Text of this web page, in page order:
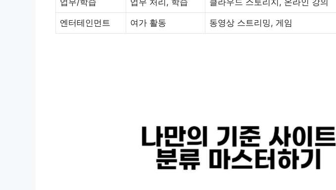
엔터테인먼트 여가 활동 동영상 스트리밍, 게임